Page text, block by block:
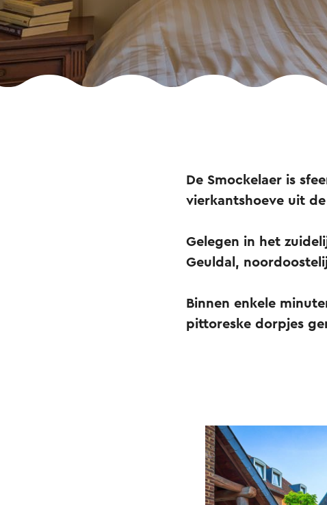
De Smockelaer is
vierkantshoeve uit
Gelegen in het
Geuldal,
Binnen enkele
pittoreske dorpjes